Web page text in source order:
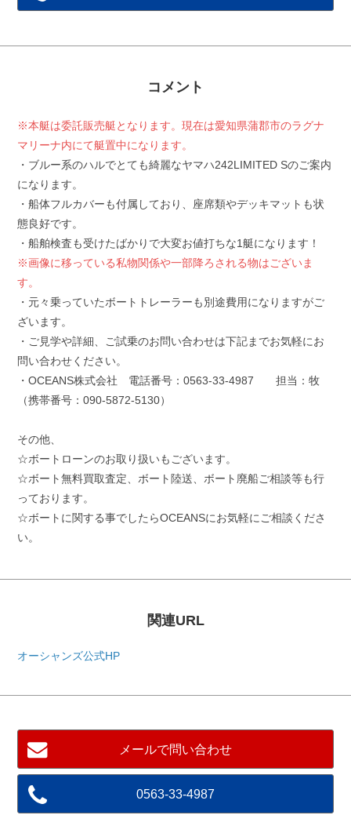
コメント
※本艇は委託販売艇となります。現在は愛知県蒲郡市のラグナ
マリーナ内にて艇置中になります。
・ブルー系のハルでとても綺麗なヤマハ242LIMITED Sのご案内
になります。
・船体フルカバーも付属しており、座席類やデッキマットも状
態良好です。
・船舶検査も受けたばかりで大変お値打ちな1艇になります！
※画像に移っている私物関係や一部降ろされる物はございま
す。
・元々乗っていたボートトレーラーも別途費用になりますがご
ざいます。
・ご見学や詳細、ご試乗のお問い合わせは下記までお気軽にお
問い合わせください。
・OCEANS株式会社 電話番号：0563-33-4987 担当：牧
（携帯番号：090-5872-5130）
その他、
☆ボートローンのお取り扱いもございます。
☆ボート無料買取査定、ボート陸送、ボート廃船ご相談等も行
っております。
☆ボートに関する事でしたらOCEANSにお気軽にご相談くださ
い。
関連URL
オーシャンズ公式HP
メールで問い合わせ
0563-33-4987